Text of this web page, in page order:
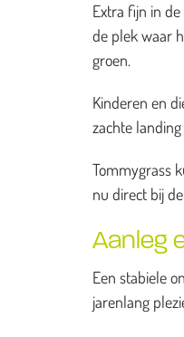
Extra fijn in
de plek waar
groen.
Kinderen en
zachte
Tommygrass
nu direct bij
Aanleg
Een stabiele
jarenlang